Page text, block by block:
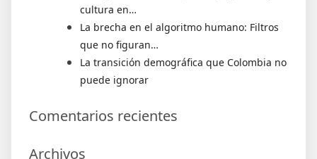
cultura en…
La brecha en el algoritmo humano: Filtros
que no figuran…
La transición demográfica que Colombia no
puede ignorar
Comentarios recientes
Archivos